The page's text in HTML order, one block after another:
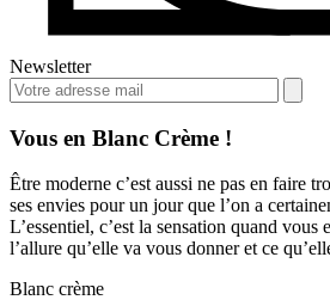
Newsletter
Vous en Blanc Crème !
Être moderne c’est aussi ne pas en faire
ses envies pour un jour que l’on a
L’essentiel, c’est la sensation quand vous
l’allure qu’elle va vous donner et ce
Blanc crème